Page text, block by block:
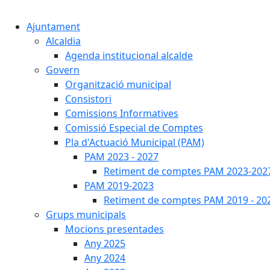
Ajuntament
Alcaldia
Agenda institucional alcalde
Govern
Organització municipal
Consistori
Comissions Informatives
Comissió Especial de Comptes
Pla d'Actuació Municipal (PAM)
PAM 2023 - 2027
Retiment de comptes PAM 2023-
PAM 2019-2023
Retiment de comptes PAM 2019 -
Grups municipals
Mocions presentades
Any 2025
Any 2024